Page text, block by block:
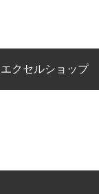
エクセルショップ